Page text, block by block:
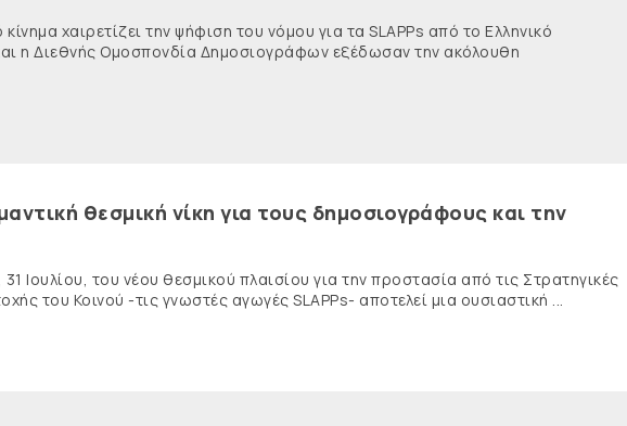
χαιρετίζει την ψήφιση του νόμου για τα SLAPPs από το Ελληνικό
η Διεθνής Ομοσπονδία Δημοσιογράφων εξέδωσαν την ακόλουθη
θεσμική νίκη για τους δημοσιογράφους και την
Ιουλίου, του νέου θεσμικού πλαισίου για την προστασία από τις Στρατηγικές
του Κοινού -τις γνωστές αγωγές SLAPPs- αποτελεί μια ουσιαστική ...